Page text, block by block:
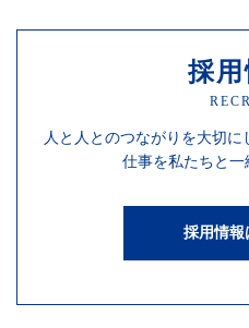
採用
人と人とのつながりを大切に
仕事を私たちと一
採用情報